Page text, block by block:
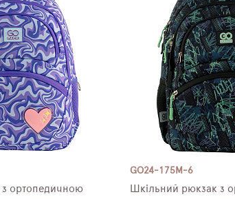
GO24-175M-6
Шкільний рюкзак з ортопедичною